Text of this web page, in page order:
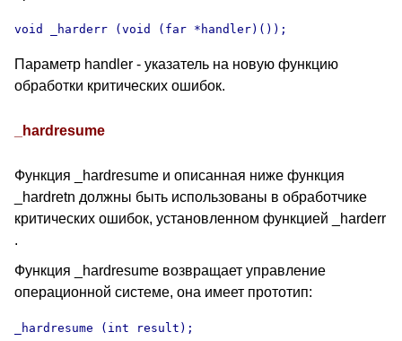
void _harderr (void (far *handler)());
Параметр handler - указатель на новую функцию
обработки критических ошибок.
_hardresume
Функция _hardresume и описанная ниже функция
_hardretn должны быть использованы в обработчике
критических ошибок, установленном функцией _harderr
.
Функция _hardresume возвращает управление
операционной системе, она имеет прототип:
_hardresume (int result);